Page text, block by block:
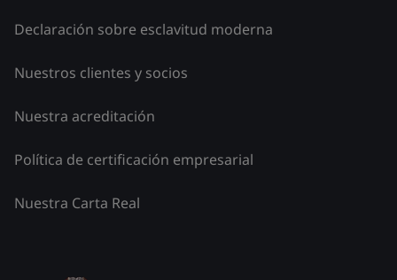
Declaración sobre esclavitud moderna
Nuestros clientes y socios
Nuestra acreditación
Política de certificación empresarial
Nuestra Carta Real